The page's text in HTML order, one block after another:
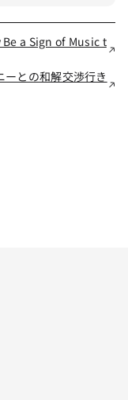
Be a Sign of Music t
との和解交渉行き